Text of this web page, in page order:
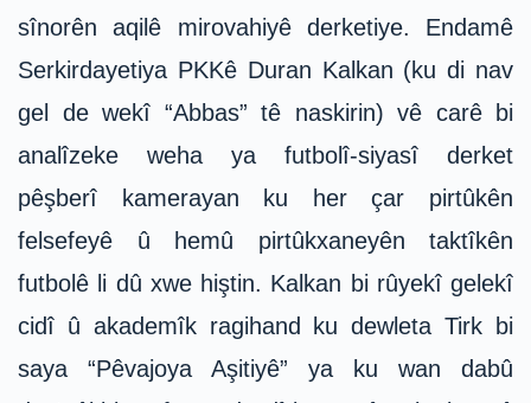
sînorên aqilê mirovahiyê derketiye. Endamê
Serkirdayetiya PKKê Duran Kalkan (ku di nav
gel de wekî “Abbas” tê naskirin) vê carê bi
analîzeke weha ya futbolî-siyasî derket
pêşberî kamerayan ku her çar pirtûkên
felsefeyê û hemû pirtûkxaneyên taktîkên
futbolê li dû xwe hiştin. Kalkan bi rûyekî gelekî
cidî û akademîk ragihand ku dewleta Tirk bi
saya “Pêvajoya Aşitiyê” ya ku wan dabû